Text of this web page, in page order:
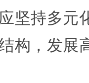
坚持多元
构，发展